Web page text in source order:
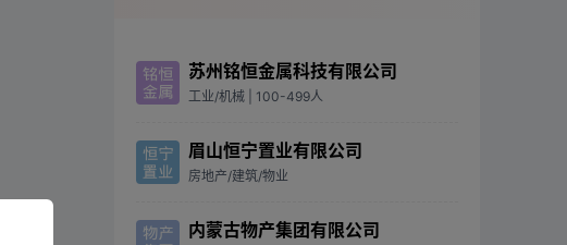
苏州铭恒金属科技有限公司
工业/机械 | 100-499人
眉山恒宁置业有限公司
房地产/建筑/物业
内蒙古物产集团有限公司